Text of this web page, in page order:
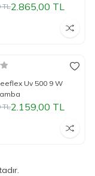
TL2.865,00 TL
Uv 500 9 W
TL2.159,00 TL